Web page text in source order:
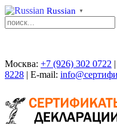
Russian ▼
Москва: +7 (926) 302 0722
8228 | E-mail: